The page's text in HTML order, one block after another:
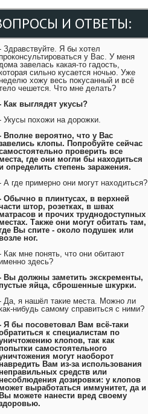
И ОТВЕТЫ:
Здравствуйте. Я бы хотел
проконсультироваться у Вас. У меня
завелась какая-то гадость,
сильно кусается ночью. Уже
неделю хожу весь покусанный и всё
чешется. Что мне делать?
Как выглядят укусы?
Укусы похожи на дорожки.
Вполне вероятно, что у Вас
клопы. Попробуйте сейчас
проверить все
места, где они могли бы находиться
и определить степень заражения.
А где примерно они могут находиться?
Обычно в плинтусах, в верхней
штор, розетках, в швах
матрасов и прочих труднодоступных
местах. Также они могут обитать там,
где Вы спите - около подушек или
возле ног.
Как мне понять, что они обитают
именно здесь?
Вы должны заметить экскременты,
пустые яйца, сброшенные шкурки.
Да, я нашёл такие места. Можно ли
нибудь самому справиться с ними?
Я бы посоветовал Вам всё-таки
к специалистам по
клопов, так как
попытки самостоятельного
могут наоборот
навредить Вам из-за использования
неправильных средств или
несоблюдения дозировки: у клопов
может выработаться иммунитет, да и
Вы можете нанести вред своему